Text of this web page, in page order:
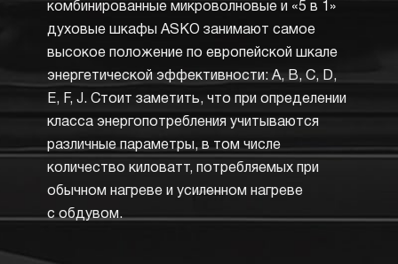
комбинированные микроволновые и «5 в 1»
духовые шкафы ASKO занимают самое
высокое положение по европейской шкале
энергетической эффективности: A, B, C, D,
E, F, J. Стоит заметить, что при определении
класса энергопотребления учитываются
различные параметры, в том числе
количество киловатт, потребляемых при
обычном нагреве и усиленном нагреве
с обдувом.
на